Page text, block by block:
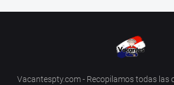
Vacantespty.com - Recopilamos todas las